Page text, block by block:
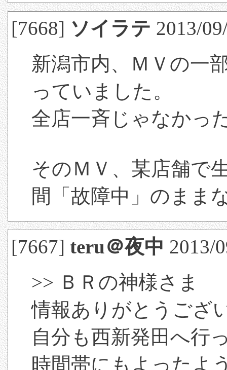
[7668] ソイラテ 2013/
新潟市内、ＭＶの一
っていました。
全店一斉じゃなかっ
そのＭＶ、某店舗で
間「故障中」のまま
[7667]teru＠夜中 2013/
>> ＢＲの神様さま
情報ありがとうござ
自分も西新発田へ行
時間帯にもよったよ